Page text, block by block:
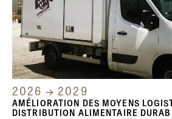
2026 → 2029
AMÉLIORATION DES MOYENS
DISTRIBUTION ALIMENTAIRE